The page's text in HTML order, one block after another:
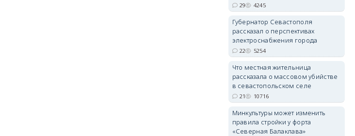
29 4245
Губернатор Севастополя
рассказал о перспективах
электроснабжения города
22 5254
Что местная жительница
рассказала о массовом убийстве
в севастопольском селе
21 10716
Минкультуры может изменить
правила стройки у форта
«Северная Балаклава»